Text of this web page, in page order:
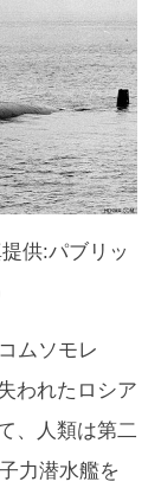
供:パブリッ
ムソモレ
われたロシア
、人類は第二
力潜水艦を